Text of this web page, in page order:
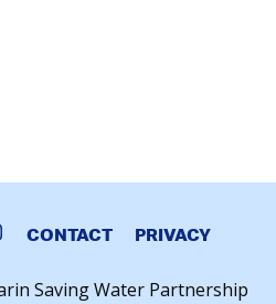
CONTACT PRIVACY
Saving Water Partnership